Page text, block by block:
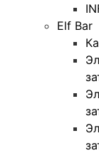
Elf Bar